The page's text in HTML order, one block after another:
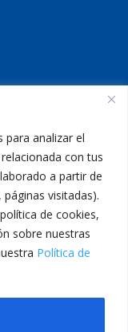
para analizar el
con tus
a partir de
visitadas).
de cookies,
sobre nuestras
Política de
· Valencia Telf: